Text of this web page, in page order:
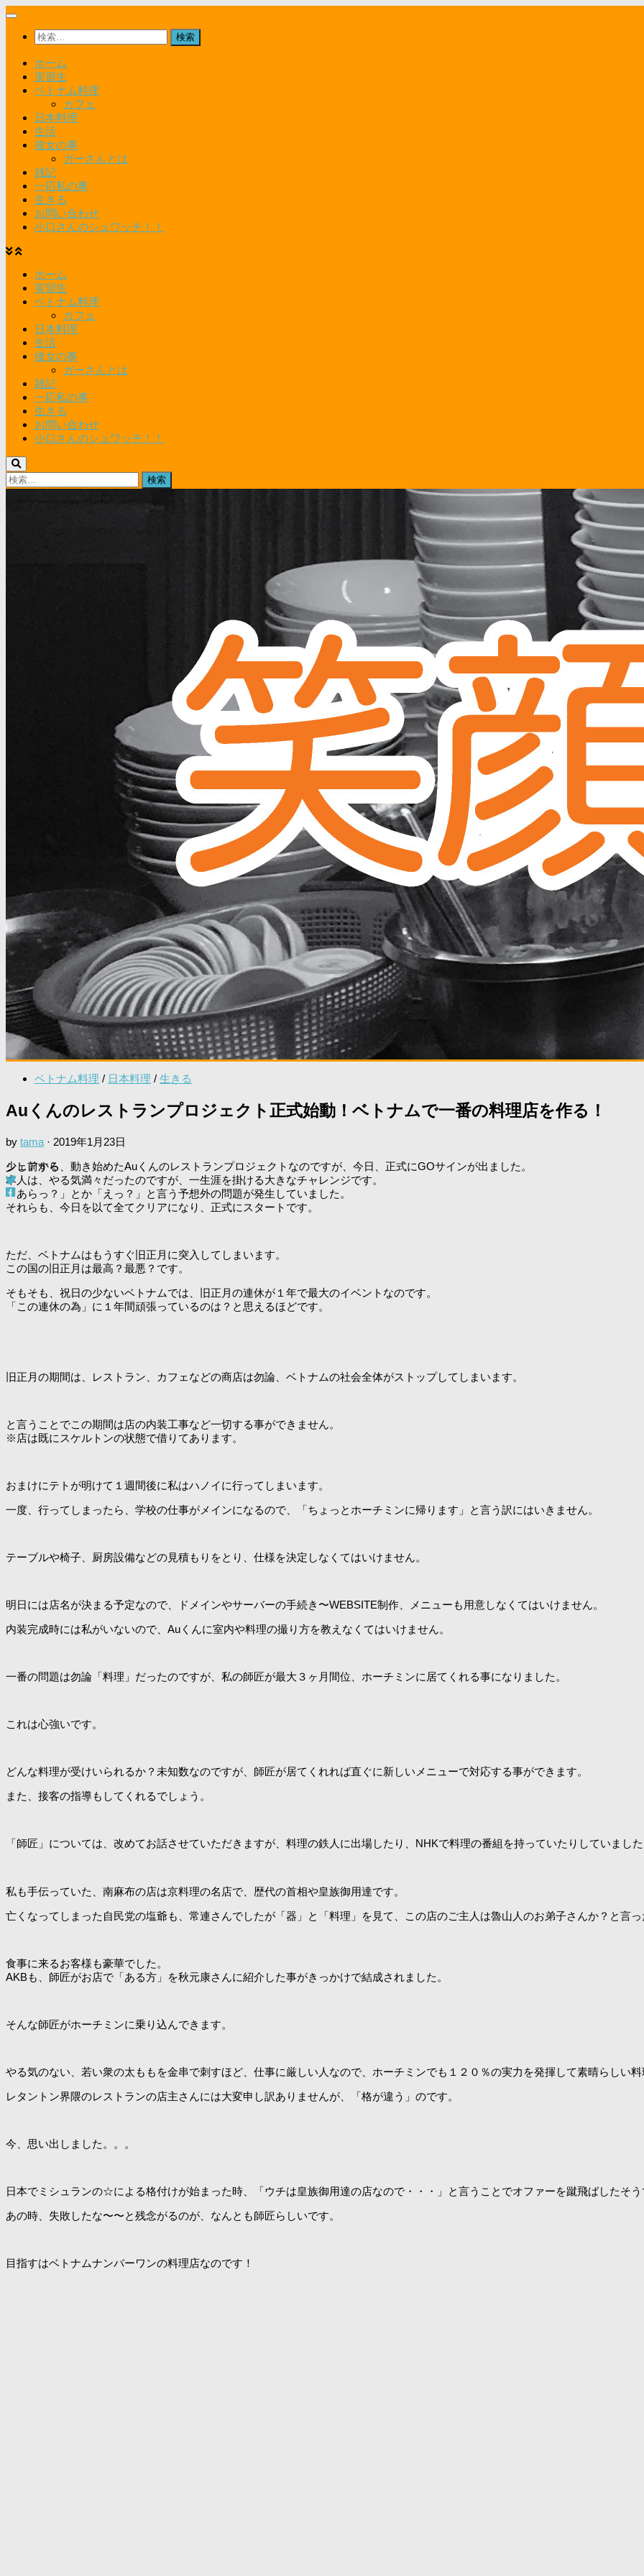
コ
検
索:
ホーム
実習生
ベトナム料理
カフェ
日本料理
生活
彼女の事
ガーさんとは
雑記
一応私の事
生きる
お問い合わせ
小口さんのシュワッチ！！
ホーム
実習生
ベトナム料理
カフェ
日本料理
生活
彼女の事
ガーさんとは
雑記
一応私の事
生きる
お問い合わせ
小口さんのシュワッチ！！
検
索:
ベトナム料理 / 日本料理 / 生きる
Auくんのレストランプロジェクト正式始動！ベトナムで一番の料理店を作る！
by tama · 2019年1月23日
少し前から、動き始めたAuくんのレストランプロジェクトなのですが、今日、正式にGOサインが出ました。
本人は、やる気満々だったのですが、一生涯を掛ける大きなチャレンジです。
「あらっ？」とか「えっ？」と言う予想外の問題が発生していました。
それらも、今日を以て全てクリアになり、正式にスタートです。
ただ、ベトナムはもうすぐ旧正月に突入してしまいます。
この国の旧正月は最高？最悪？です。
そもそも、祝日の少ないベトナムでは、旧正月の連休が１年で最大のイベントなのです。
「この連休の為」に１年間頑張っているのは？と思えるほどです。
旧正月の期間は、レストラン、カフェなどの商店は勿論、ベトナムの社会全体がストップしてしまいます。
と言うことでこの期間は店の内装工事など一切する事ができません。
※店は既にスケルトンの状態で借りてあります。
おまけにテトが明けて１週間後に私はハノイに行ってしまいます。
一度、行ってしまったら、学校の仕事がメインになるので、「ちょっとホーチミンに帰ります」と言う訳にはいきません。
テーブルや椅子、厨房設備などの見積もりをとり、仕様を決定しなくてはいけません。
明日には店名が決まる予定なので、ドメインやサーバーの手続き〜WEBSITE制作、メニューも用意しなくてはいけません。
内装完成時には私がいないので、Auくんに室内や料理の撮り方を教えなくてはいけません。
一番の問題は勿論「料理」だったのですが、私の師匠が最大３ヶ月間位、ホーチミンに居てくれる事になりました。
これは心強いです。
どんな料理が受けいられるか？未知数なのですが、師匠が居てくれれば直ぐに新しいメニューで対応する事ができます。
また、接客の指導もしてくれるでしょう。
「師匠」については、改めてお話させていただきますが、料理の鉄人に出場したり、NHKで料理の番組を持っていたりしていました
私も手伝っていた、南麻布の店は京料理の名店で、歴代の首相や皇族御用達です。
亡くなってしまった自民党の塩爺も、常連さんでしたが「器」と「料理」を見て、この店のご主人は魯山人のお弟子さんか？と言っ
食事に来るお客様も豪華でした。
AKBも、師匠がお店で「ある方」を秋元康さんに紹介した事がきっかけで結成されました。
そんな師匠がホーチミンに乗り込んできます。
やる気のない、若い衆の太ももを金串で刺すほど、仕事に厳しい人なので、ホーチミンでも１２０％の実力を発揮して素晴らしい料
レタントン界隈のレストランの店主さんには大変申し訳ありませんが、「格が違う」のです。
今、思い出しました。。。
日本でミシュランの☆による格付けが始まった時、「ウチは皇族御用達の店なので・・・」と言うことでオファーを蹴飛ばしたそう
あの時、失敗したな〜〜と残念がるのが、なんとも師匠らしいです。
目指すはベトナムナンバーワンの料理店なのです！
シェアする